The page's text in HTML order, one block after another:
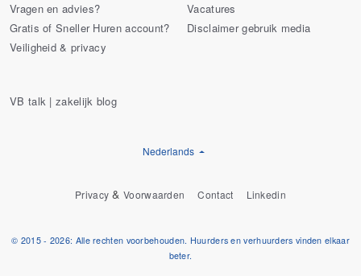
Vragen en advies?
Gratis of Sneller Huren account?
Veiligheid & privacy
Vacatures
Disclaimer gebruik media
VB talk | zakelijk blog
Nederlands
Privacy &Voorwaarden Contact Linkedin
© 2015 - 2026: Alle rechten voorbehouden. Huurders en verhuurders vinden elkaar
beter.